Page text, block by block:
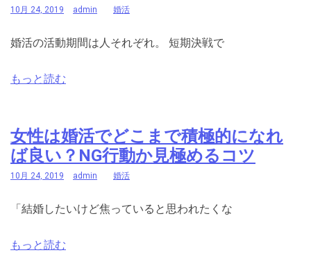
10月 24, 2019 admin 婚活
婚活の活動期間は人それぞれ。 短期決戦で
もっと読む
女性は婚活でどこまで積極的になれ
ば良い？NG行動か見極めるコツ
10月 24, 2019 admin 婚活
「結婚したいけど焦っていると思われたくな
もっと読む